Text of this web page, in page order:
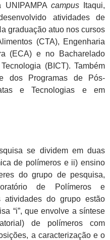
UNIPAMPA campusItaqui,
atividades de
graduação atuo nos cursos
(CTA), Engenharia
(ECA) e no Bacharelado
(BICT). Também
dos Programas de Pós-
e Tecnologias e em
se dividem em duas
de polímeros e ii) ensino
do grupo de pesquisa,
de Polímeros e
atividades do grupo estão
“i”, que envolve a síntese
de polímeros com
a caracterização e o